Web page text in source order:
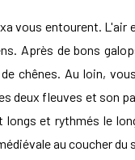
vous entourent. L'air
Après de bons
chênes. Au loin,
deux fleuves et
et rythmés le
au coucher du